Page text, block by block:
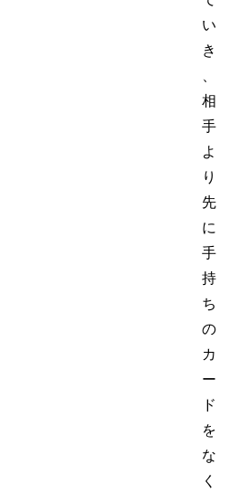
い
き
相
手
よ
り
先
に
手
持
ち
の
カ
ー
ド
を
な
く